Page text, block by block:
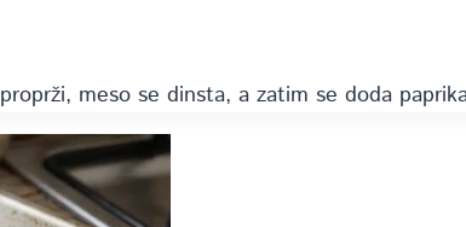
meso se dinsta, a zatim se doda